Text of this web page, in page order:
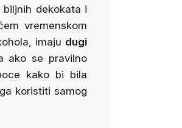
biljnih dekokata i
vremenskom
imaju dugi
ako se pravilno
kako bi bila
koristiti samog